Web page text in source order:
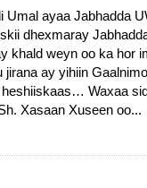
Umal ayaa Jabhadda
dhexmaray
khald weyn oo ka hor
jirana ay yihiin
Waxaa
Xasaan Xuseen oo...